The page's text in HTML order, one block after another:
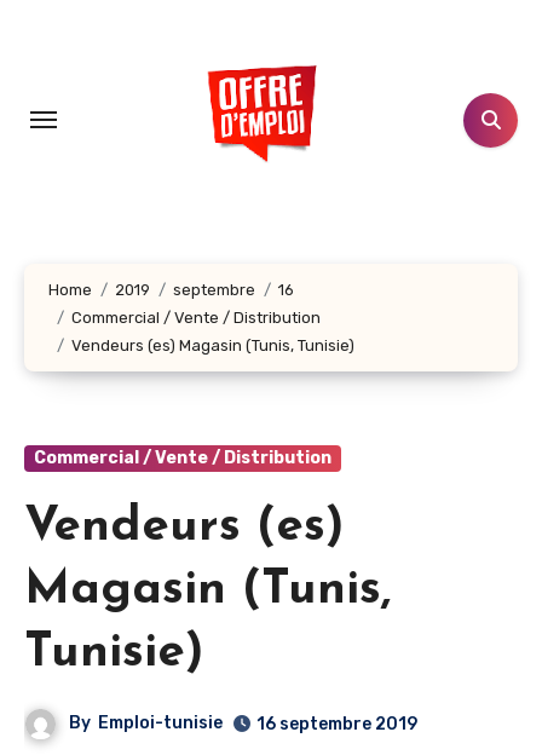
principal
Home 2019 septembre
16
Commercial / Vente / Distribution
Vendeurs (es) Magasin (Tunis, Tunisie)
Commercial / Vente / Distribution
Vendeurs (es)
Magasin (Tunis,
Tunisie)
By Emploi-tunisie 16 septembre 2019